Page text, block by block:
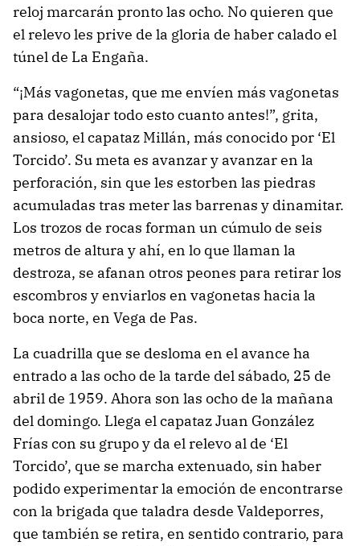
reloj marcarán pronto las ocho. No quieren que
el relevo les prive de la gloria de haber calado el
túnel de La Engaña.
“¡Más vagonetas, que me envíen más vagonetas
para desalojar todo esto cuanto antes!”, grita,
ansioso, el capataz Millán, más conocido por ‘El
Torcido’. Su meta es avanzar y avanzar en la
perforación, sin que les estorben las piedras
acumuladas tras meter las barrenas y dinamitar.
Los trozos de rocas forman un cúmulo de seis
metros de altura y ahí, en lo que llaman la
destroza, se afanan otros peones para retirar los
escombros y enviarlos en vagonetas hacia la
boca norte, en Vega de Pas.
La cuadrilla que se desloma en el avance ha
entrado a las ocho de la tarde del sábado, 25 de
abril de 1959. Ahora son las ocho de la mañana
del domingo. Llega el capataz Juan González
Frías con su grupo y da el relevo al de ‘El
Torcido’, que se marcha extenuado, sin haber
podido experimentar la emoción de encontrarse
con la brigada que taladra desde Valdeporres,
que también se retira, en sentido contrario, para